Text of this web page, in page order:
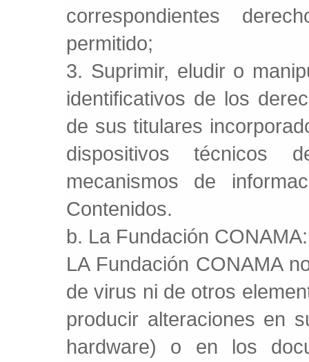
correspondientes
permitido;
3. Suprimir, eludir o
identificativos de los
de sus titulares
dispositivos técnicos
mecanismos de
Contenidos.
b. La Fundación CONAMA:
LA Fundación CONAMA
de virus ni de otros
producir alteraciones en
hardware) o en los